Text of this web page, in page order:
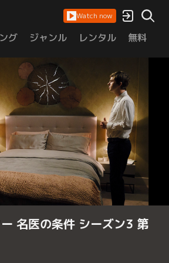
Watch now
グ ジャンル レンタル 無料
名医の条件 シーズン3 第